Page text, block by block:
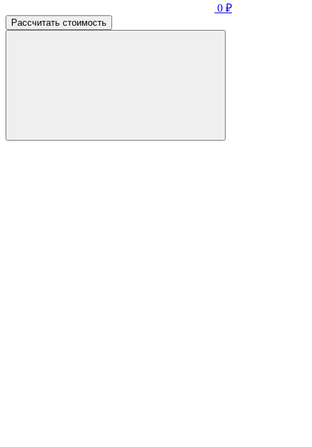
0 ₽
Рассчитать стоимость